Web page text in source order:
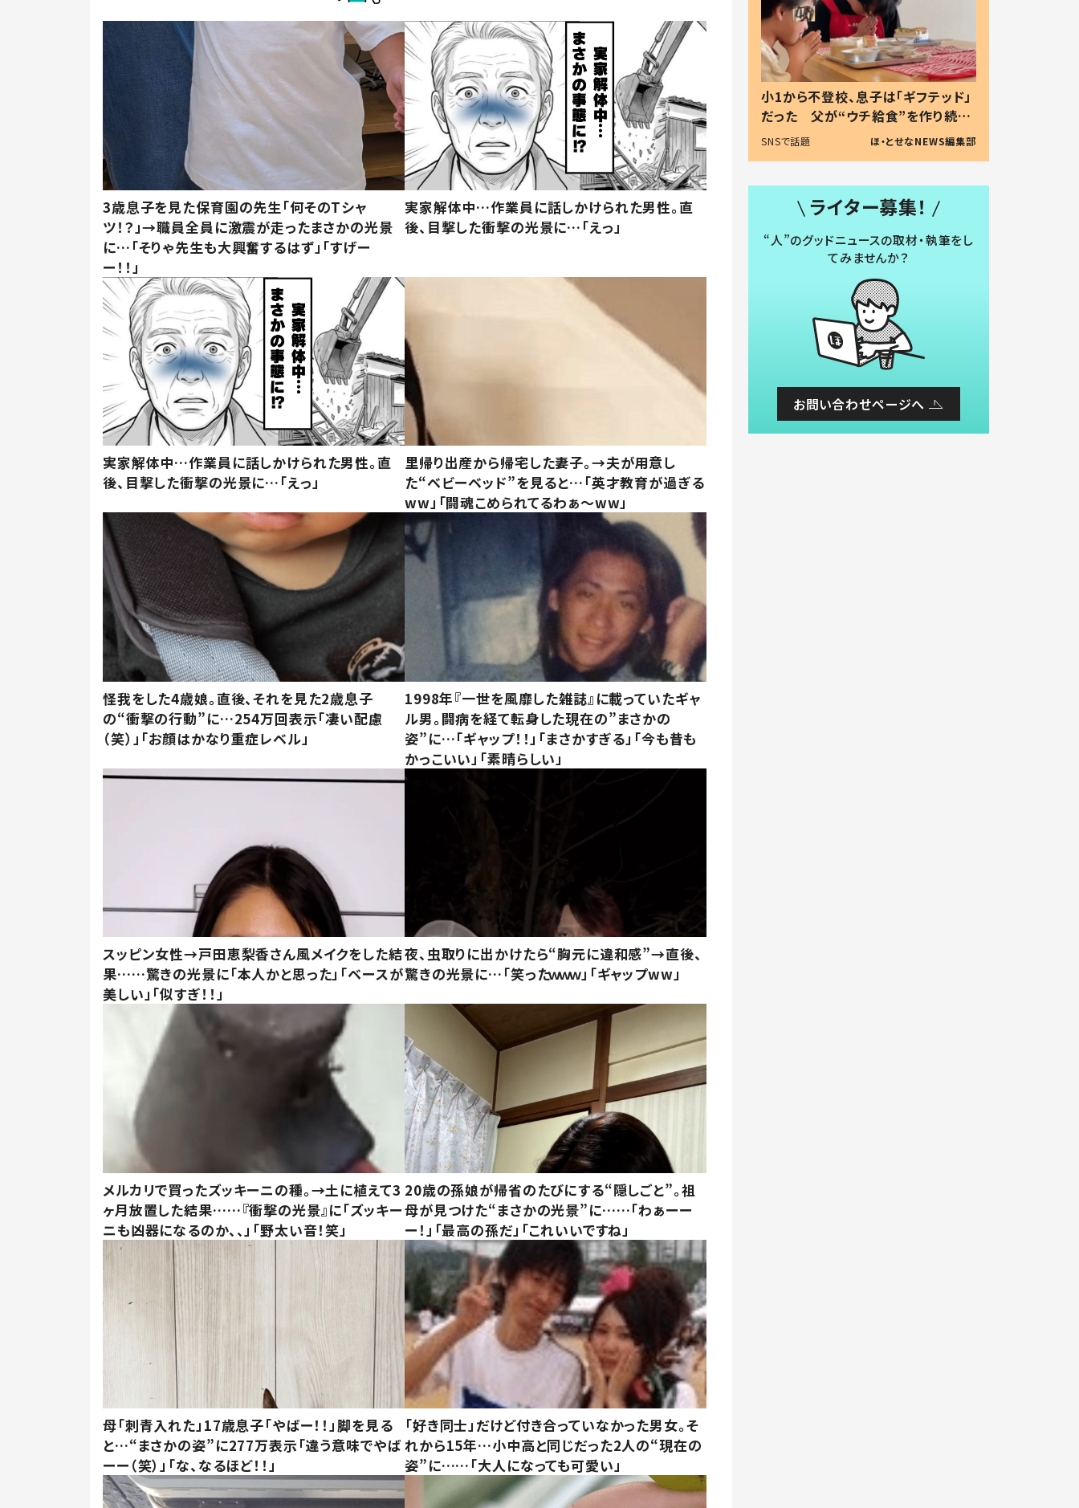
3歳息子を見た保育園の先生「何そのTシャ
ツ！？」→職員全員に激震が走ったまさかの光景
に…「そりゃ先生も大興奮するはず」「すげー
ー！！」
実家解体中…作業員に話しかけられた男性。直
後、目撃した衝撃の光景に…「えっ」
実家解体中…作業員に話しかけられた男性。直
後、目撃した衝撃の光景に…「えっ」
里帰り出産から帰宅した妻子。→夫が用意し
た“ベビーベッド”を見ると…「英才教育が過ぎる
ww」「闘魂こめられてるわぁ～ww」
怪我をした4歳娘。直後、それを見た2歳息子
の“衝撃の行動”に…254万回表示「凄い配慮
（笑）」「お顔はかなり重症レベル」
1998年『一世を風靡した雑誌』に載っていたギャ
ル男。闘病を経て転身した現在の”まさかの
姿”に…「ギャップ！！」「まさかすぎる」「今も昔も
かっこいい」「素晴らしい」
スッピン女性→戸田恵梨香さん風メイクをした結
果……驚きの光景に「本人かと思った」「ベースが
美しい」「似すぎ！！」
夜、虫取りに出かけたら“胸元に違和感”→直後、
驚きの光景に…「笑ったｗｗｗ」「ギャップww」
メルカリで買ったズッキーニの種。→土に植えて3
ヶ月放置した結果……『衝撃の光景』に「ズッキー
ニも凶器になるのか、、」「野太い音！笑」
20歳の孫娘が帰省のたびにする“隠しごと”。祖
母が見つけた“まさかの光景”に……「わぁーー
ー！」「最高の孫だ」「これいいですね」
母「刺青入れた」17歳息子「やばー！！」脚を見る
と…“まさかの姿”に277万表示「違う意味でやば
ーー（笑）」「な、なるほど！！」
「好き同士」だけど付き合っていなかった男女。そ
れから15年…小中高と同じだった2人の“現在の
姿”に……「大人になっても可愛い」
小1から不登校、息子は「ギフテッド」
だった 父が“ウチ給食”を作り続け
る理由とは #令和の親 #令和の子
SNSで話題 ほ・とせなNEWS編集部
ライター募集！
“人”のグッドニュースの取材・執筆をし
てみませんか？
お問い合わせページへ